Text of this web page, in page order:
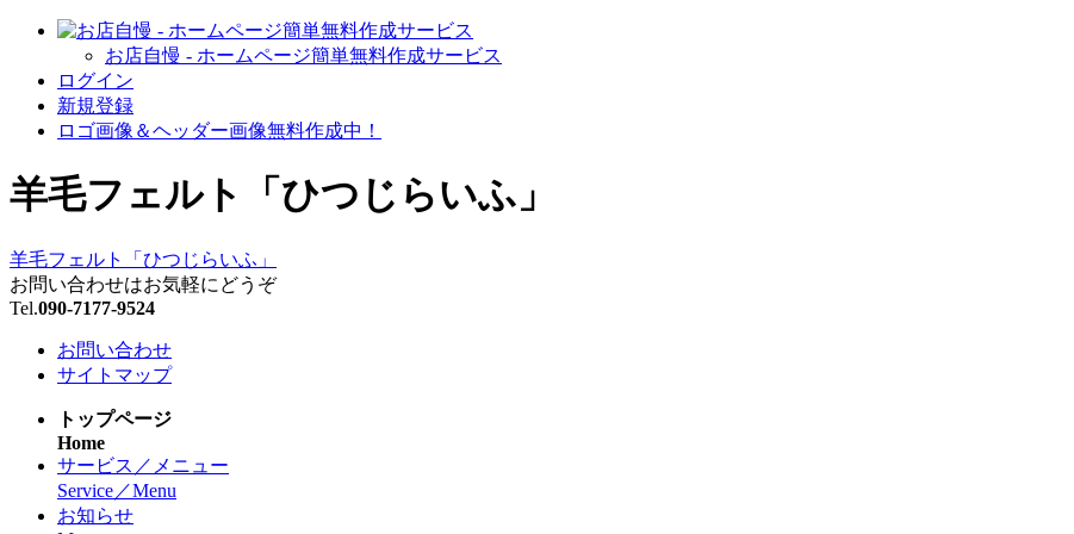
お店自慢 - ホームページ簡単無料作成サービス
ログイン
新規登録
ロゴ画像＆ヘッダー画像無料作成中！
羊毛フェルト「ひつじらいふ」
羊毛フェルト「ひつじらいふ」
お問い合わせはお気軽にどうぞ
Tel.090-7177-9524
お問い合わせ
サイトマップ
トップページ
Home
サービス／メニュー
Service／Menu
お知らせ